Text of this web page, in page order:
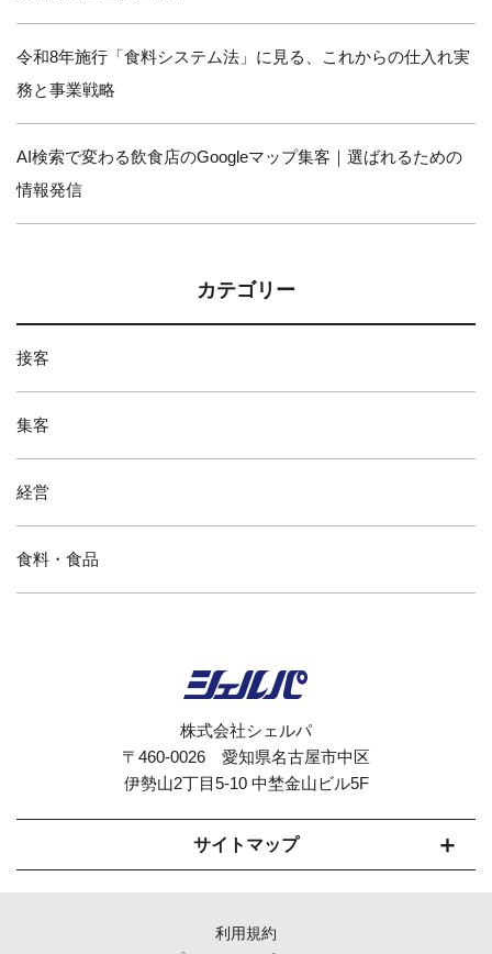
令和8年施行「食料システム法」に見る、これからの仕入れ実
務と事業戦略
AI検索で変わる飲食店のGoogleマップ集客｜選ばれるための
情報発信
カテゴリー
接客
集客
経営
食料・食品
株式会社シェルパ
〒460-0026 愛知県名古屋市中区
伊勢山2丁目5-10 中埜金山ビル5F
サイトマップ
利用規約